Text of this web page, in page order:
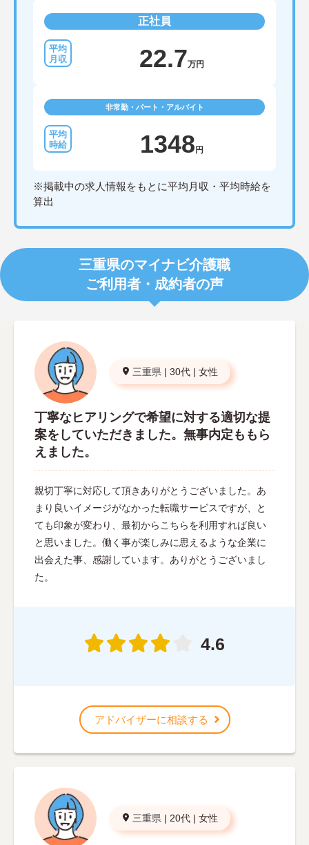
正社員
22.7万円
非常勤・パート・アルバイト
1348 円
※掲載中の求人情報をもとに平均月収・平均時給を
算出
三重県のマイナビ介護職
ご利用者・成約者の声
三重県 | 30代 | 女性
丁寧なヒアリングで希望に対する適切な提
案をしていただきました。無事内定ももら
えました。
親切丁寧に対応して頂きありがとうございました。あ
まり良いイメージがなかった転職サービスですが、と
ても印象が変わり、最初からこちらを利用すれば良い
と思いました。働く事が楽しみに思えるような企業に
出会えた事、感謝しています。ありがとうございまし
た。
4.6
アドバイザーに相談する
三重県 | 20代 | 女性